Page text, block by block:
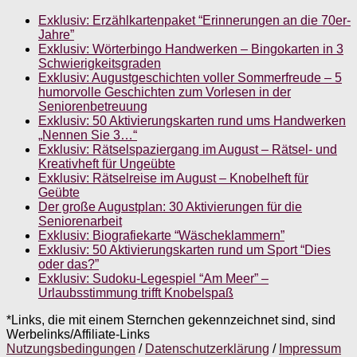
Exklusiv: Erzählkartenpaket “Erinnerungen an die 70er-
Jahre”
Exklusiv: Wörterbingo Handwerken – Bingokarten in 3
Schwierigkeitsgraden
Exklusiv: Augustgeschichten voller Sommerfreude – 5
humorvolle Geschichten zum Vorlesen in der
Seniorenbetreuung
Exklusiv: 50 Aktivierungskarten rund ums Handwerken
„Nennen Sie 3…“
Exklusiv: Rätselspaziergang im August – Rätsel- und
Kreativheft für Ungeübte
Exklusiv: Rätselreise im August – Knobelheft für
Geübte
Der große Augustplan: 30 Aktivierungen für die
Seniorenarbeit
Exklusiv: Biografiekarte “Wäscheklammern”
Exklusiv: 50 Aktivierungskarten rund um Sport “Dies
oder das?”
Exklusiv: Sudoku-Legespiel “Am Meer” –
Urlaubsstimmung trifft Knobelspaß
*Links, die mit einem Sternchen gekennzeichnet sind, sind
Werbelinks/Affiliate-Links
Nutzungsbedingungen / Datenschutzerklärung / Impressum